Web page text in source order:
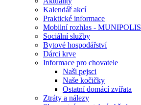
Kalendář akcí
Praktické informace
Mobilní rozhlas - MUNIPOLIS
Sociální služby
Bytové hospodářství
Dárci krve
Informace pro chovatele
Naši pejsci
Naše kočičky
Ostatní domácí zvířata
Ztráty a nálezy